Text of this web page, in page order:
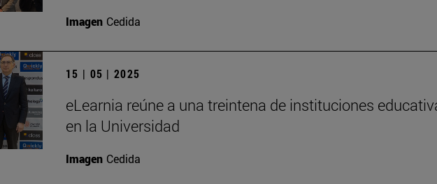
Imagen Cedida
15 | 05 | 2025
eLearnia reúne a una treintena de instituciones
en la Universidad
Imagen Cedida